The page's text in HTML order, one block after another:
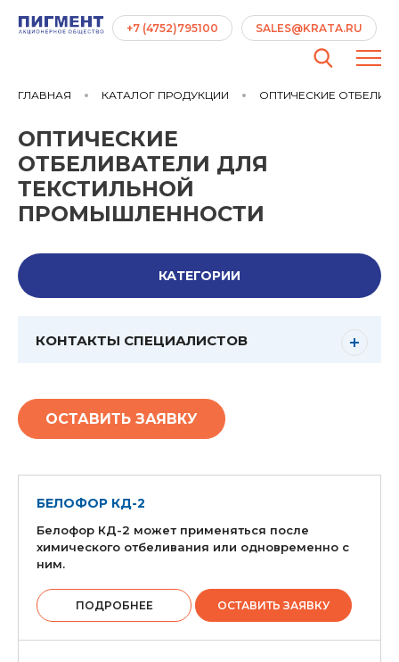
+7 (4752)795100 SALES@KRATA.RU
ГЛАВНАЯ КАТАЛОГ ПРОДУКЦИИ ОПТИЧЕСКИЕ
ОПТИЧЕСКИЕ
ОТБЕЛИВАТЕЛИ ДЛЯ
ТЕКСТИЛЬНОЙ
ПРОМЫШЛЕННОСТИ
КАТЕГОРИИ
КОНТАКТЫ СПЕЦИАЛИСТОВ
ОСТАВИТЬ ЗАЯВКУ
БЕЛОФОР КД-2
Белофор КД-2 может применяться после
химического отбеливания или одновременно с
ним.
ПОДРОБНЕЕ ОСТАВИТЬ ЗАЯВКУ